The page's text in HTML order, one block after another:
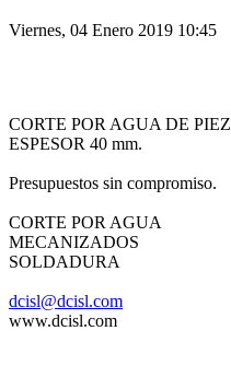
Viernes, 04 Enero 2019 10:45
CORTE POR AGUA DE
ESPESOR 40 mm.
Presupuestos sin compromiso.
CORTE POR AGUA
MECANIZADOS
SOLDADURA
dcisl@dcisl.com
www.dcisl.com